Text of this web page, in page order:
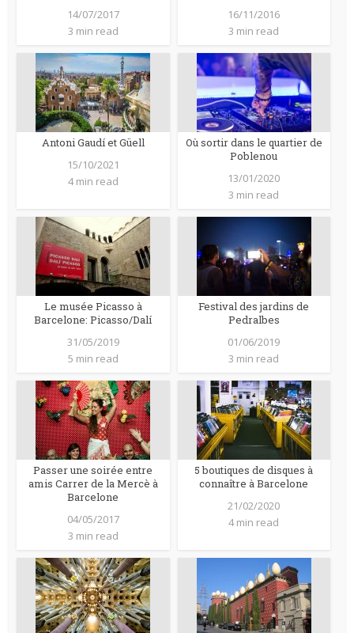
14/07/2017
3 min read
16/11/2016
3 min read
Antoni Gaudí et Güell
15/10/2021
4 min read
Où sortir dans le quartier de
Poblenou
13/01/2020
3 min read
Le musée Picasso à
Barcelone: Picasso/Dalí
31/05/2019
5 min read
Festival des jardins de
Pedralbes
01/06/2019
3 min read
Passer une soirée entre
amis Carrer de la Mercè à
Barcelone
04/05/2017
3 min read
5 boutiques de disques à
connaître à Barcelone
21/02/2020
4 min read